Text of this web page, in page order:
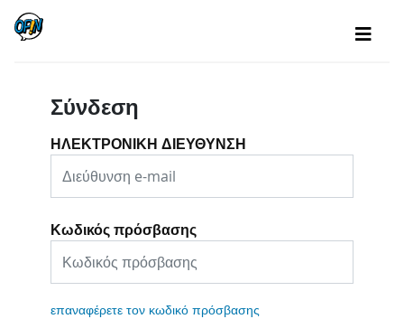
Σύνδεση
ΗΛΕΚΤΡΟΝΙΚΗ ΔΙΕΥΘΥΝΣΗ
Κωδικός πρόσβασης
επαναφέρετε τον κωδικό πρόσβασης